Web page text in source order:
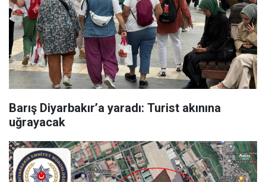
Barış Diyarbakır’a yaradı: Turist akınına
uğrayacak